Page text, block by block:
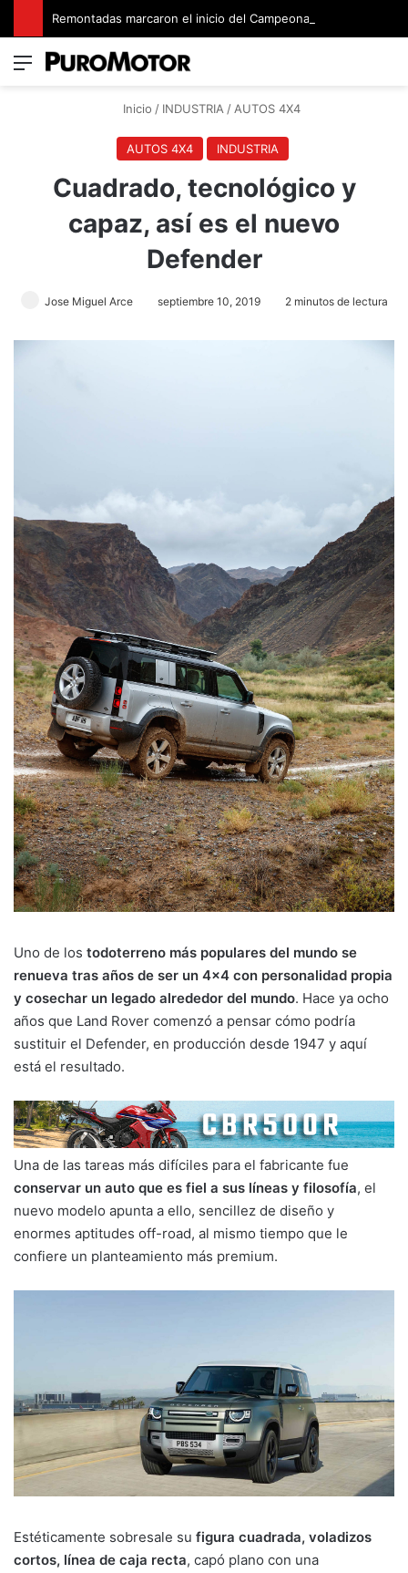
Menú
Inicio / INDUSTRIA/AUTOS 4X4
AUTOS 4X4 INDUSTRIA
Cuadrado, tecnológico y
capaz, así es el nuevo
Defender
Jose Miguel Arce septiembre 10, 2019 2 minutos de lectura
Uno de los todoterreno más populares del mundo se
renueva tras años de ser un 4×4 con personalidad propia
y cosechar un legado alrededor del mundo. Hace ya ocho
años que Land Rover comenzó a pensar cómo podría
sustituir el Defender, en producción desde 1947 y aquí
está el resultado.
Una de las tareas más difíciles para el fabricante fue
conservar un auto que es fiel a sus líneas y filosofía, el
nuevo modelo apunta a ello, sencillez de diseño y
enormes aptitudes off-road, al mismo tiempo que le
confiere un planteamiento más premium.
Estéticamente sobresale su figura cuadrada, voladizos
cortos, línea de caja recta, capó plano con una